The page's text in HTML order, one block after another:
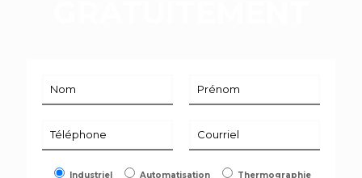
Industriel Automatisation Thermographie